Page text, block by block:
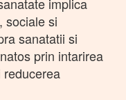
sociale si
sanatatii si
prin intarirea